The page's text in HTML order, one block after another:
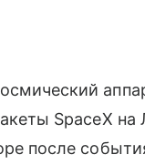
SpaceX
после